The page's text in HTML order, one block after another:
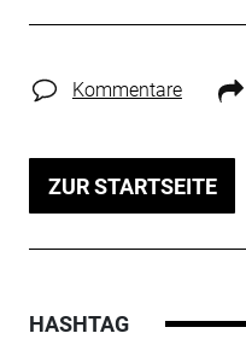
Kommentare
ZUR STARTSEITE
HASHTAG